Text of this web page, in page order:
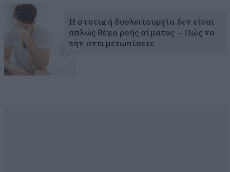
Η στυτική δυσλειτουργία δεν είναι
απλώς θέμα ροής αίματος – Πώς να
την αντιμετωπίσετε